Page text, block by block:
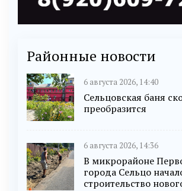
Районные новости
6 августа 2026, 14:40
Сельцовская баня
преобразится
6 августа 2026, 14:36
В микрорайоне
города Сельцо
строительство